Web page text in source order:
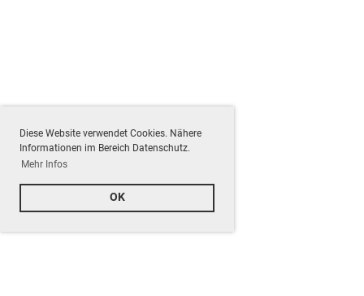
Diese Website verwendet Cookies. Nähere
Informationen im Bereich Datenschutz.
Mehr Infos
OK